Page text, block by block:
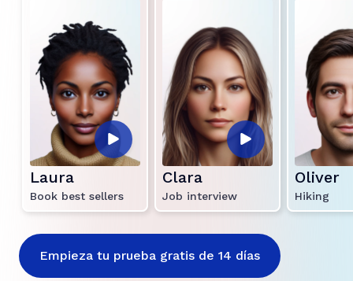
Laura
Book best sellers
Clara
Job interview
Oliver
Hiking
Empieza tu prueba gratis de 14 días